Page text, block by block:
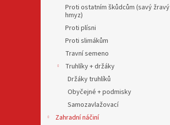
Proti ostatním škůdcům (savý žravý
hmyz)
Proti plísni
Proti slimákům
Travní semeno
Truhlíky + držáky
Držáky truhlíků
Obyčejné + podmisky
Samozavlažovací
Zahradní náčiní